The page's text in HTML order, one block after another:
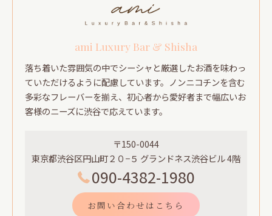
ami Luxury Bar & Shisha
落ち着いた雰囲気の中でシーシャと厳選したお酒を味わっ
ていただけるように配慮しています。ノンニコチンを含む
多彩なフレーバーを揃え、初心者から愛好者まで幅広いお
客様のニーズに渋谷で応えています。
〒150-0044
東京都渋谷区円山町２０−５ グランドネス渋谷ビル 4階
090-4382-1980
お問い合わせはこちら